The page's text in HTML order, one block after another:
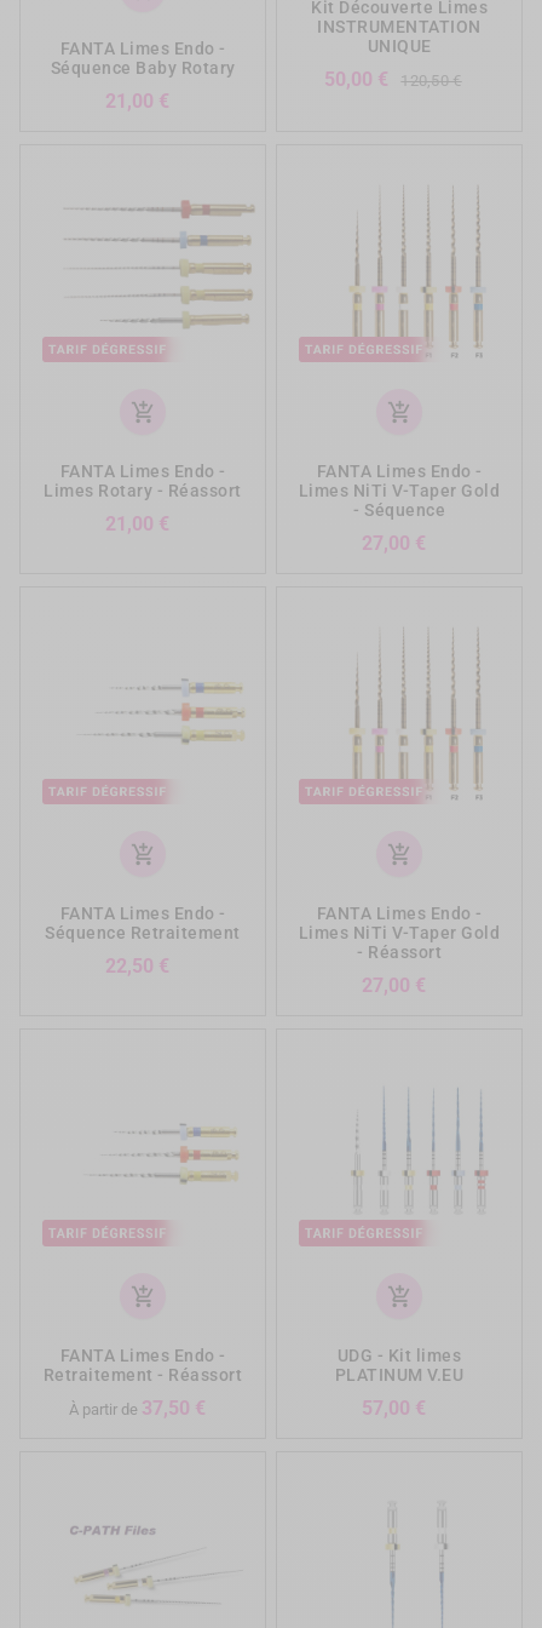
FANTA Limes Endo -
Séquence Baby Rotary
21,00 €
Kit Découverte Limes
INSTRUMENTATION
UNIQUE
50,00 € 120,50 €
add_shopping_cart
FANTA Limes Endo -
Limes Rotary - Réassort
21,00 €
add_shopping_cart
FANTA Limes Endo -
Limes NiTi V-Taper Gold
- Séquence
27,00 €
add_shopping_cart
FANTA Limes Endo -
Séquence Retraitement
22,50 €
add_shopping_cart
FANTA Limes Endo -
Limes NiTi V-Taper Gold
- Réassort
27,00 €
add_shopping_cart
FANTA Limes Endo -
Retraitement - Réassort
À partir de 37,50 €
add_shopping_cart
UDG - Kit limes
PLATINUM V.EU
57,00 €